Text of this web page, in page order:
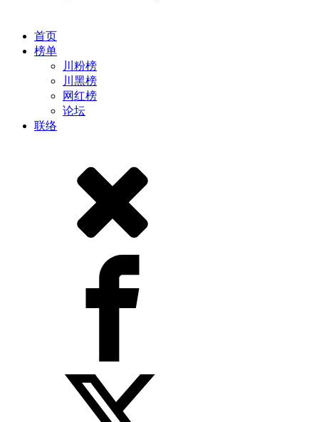
首页
榜单
川粉榜
川黑榜
网红榜
论坛
联络